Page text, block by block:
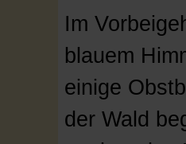
Im
blauem
einige
der Wald